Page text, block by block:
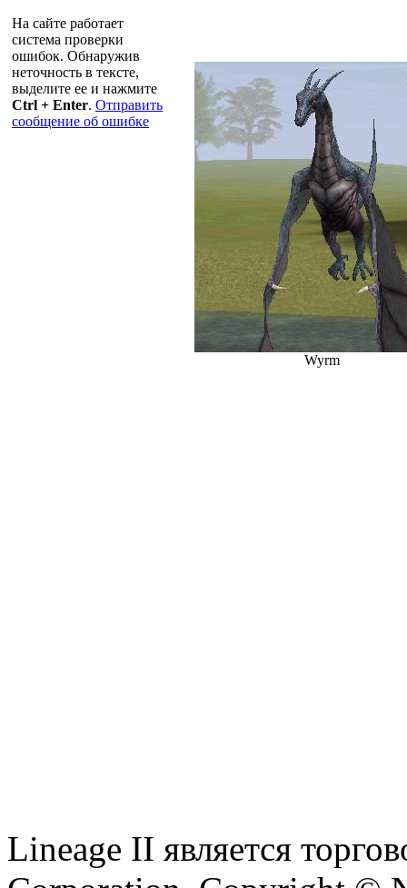
На сайте работает
система проверки
ошибок. Обнаружив
неточность в тексте,
выделите ее и нажмите
Ctrl + Enter. Отправить
сообщение об ошибке
Wyrm
Lineage II является